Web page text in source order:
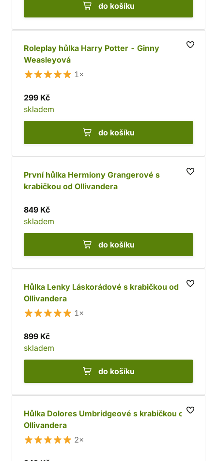
do košíku
Roleplay hůlka Harry Potter - Ginny
Weasleyová
1×
299 Kč
skladem
do košíku
První hůlka Hermiony Grangerové s
krabičkou od Ollivandera
849 Kč
skladem
do košíku
Hůlka Lenky Láskorádové s krabičkou od
Ollivandera
1×
899 Kč
skladem
do košíku
Hůlka Dolores Umbridgeové s krabičkou od
Ollivandera
2×